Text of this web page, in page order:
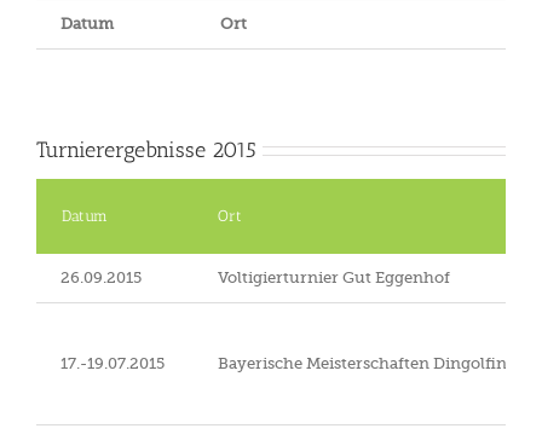
Datum Ort
Turnierergebnisse 2015
Datum Ort
26.09.2015 Voltigierturnier Gut Eggenhof
17.-19.07.2015 Bayerische Meisterschaften Dingolfing